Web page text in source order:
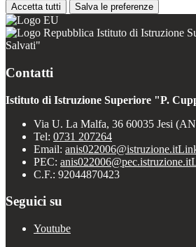
Accetta tutti Salva le preferenze
Istituto di Istruzione
Salvati"
Contatti
Istituto di Istruzione Superiore "P.
Via U. La Malfa, 36 60035 Jesi
Tel: 0731 207264
Email: anis022006@istruzione.it
PEC: anis022006@pec.istruzione.it
C.F.: 92044870423
Seguici su
Youtube